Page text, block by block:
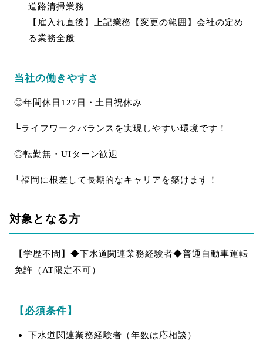
道路清掃業務
【雇入れ直後】上記業務【変更の範囲】会社の定め
る業務全般
当社の働きやすさ
◎年間休日127日・土日祝休み
└ライフワークバランスを実現しやすい環境です！
◎転勤無・UIターン歓迎
└福岡に根差して長期的なキャリアを築けます！
対象となる方
【学歴不問】◆下水道関連業務経験者◆普通自動車運転
免許（AT限定不可）
【必須条件】
下水道関連業務経験者（年数は応相談）